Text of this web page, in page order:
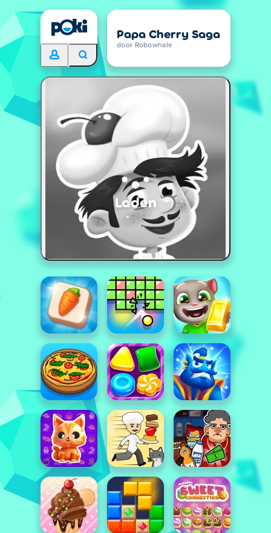
Papa Cherry Saga
door Robowhale
Laden